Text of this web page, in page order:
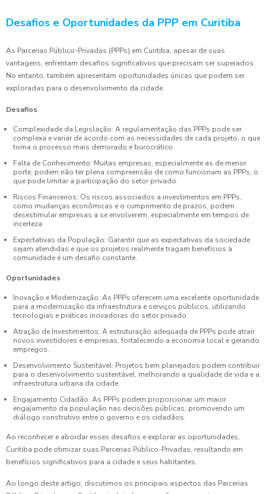
Desafios e Oportunidades da PPP em Curitiba
As Parcerias Público-Privadas (PPPs) em Curitiba, apesar de suas
vantagens, enfrentam desafios significativos que precisam ser superados.
No entanto, também apresentam oportunidades únicas que podem ser
exploradas para o desenvolvimento da cidade.
Desafios
Complexidade da Legislação: A regulamentação das PPPs pode ser
complexa e variar de acordo com as necessidades de cada projeto, o que
torna o processo mais demorado e burocrático.
Falta de Conhecimento: Muitas empresas, especialmente as de menor
porte, podem não ter plena compreensão de como funcionam as PPPs, o
que pode limitar a participação do setor privado.
Riscos Financeiros: Os riscos associados a investimentos em PPPs,
como mudanças econômicas e o cumprimento de prazos, podem
desestimular empresas a se envolverem, especialmente em tempos de
incerteza.
Expectativas da População: Garantir que as expectativas da sociedade
sejam atendidas e que os projetos realmente tragam benefícios à
comunidade é um desafio constante.
Oportunidades
Inovação e Modernização: As PPPs oferecem uma excelente oportunidade
para a modernização da infraestrutura e serviços públicos, utilizando
tecnologias e práticas inovadoras do setor privado.
Atração de Investimentos: A estruturação adequada de PPPs pode atrair
novos investidores e empresas, fortalecendo a economia local e gerando
empregos.
Desenvolvimento Sustentável: Projetos bem planejados podem contribuir
para o desenvolvimento sustentável, melhorando a qualidade de vida e a
infraestrutura urbana da cidade.
Engajamento Cidadão: As PPPs podem proporcionar um maior
engajamento da população nas decisões públicas, promovendo um
diálogo construtivo entre o governo e os cidadãos.
Ao reconhecer e abordar esses desafios e explorar as oportunidades,
Curitiba pode otimizar suas Parcerias Público-Privadas, resultando em
benefícios significativos para a cidade e seus habitantes.
Ao longo deste artigo, discutimos os principais aspectos das Parcerias